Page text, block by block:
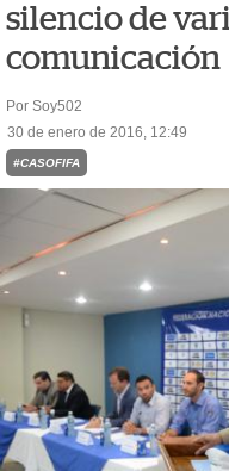
silencio de
comunicación
Por Soy502
30 de enero de 2016, 12:49
#CASOFIFA